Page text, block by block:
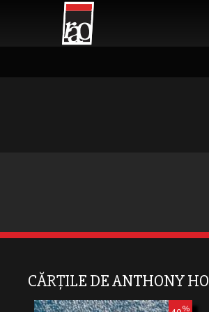
CĂRȚILE DE ANTHONY
%